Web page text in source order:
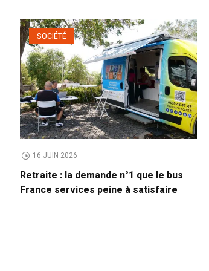
SOCIÉTÉ
16 JUIN 2026
Retraite : la demande n°1 que le bus
France services peine à satisfaire